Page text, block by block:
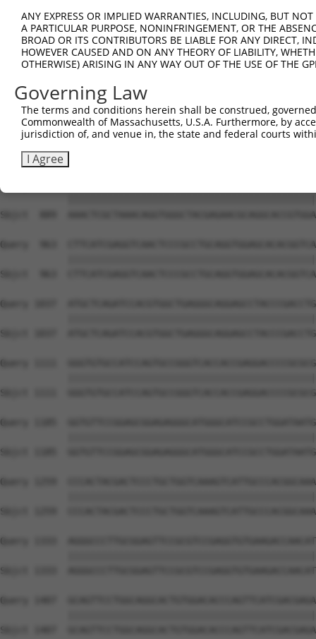
ANY EXPRESS OR IMPLIED WARRANTIES, INCLUDING, BUT
A PARTICULAR PURPOSE, NONINFRINGEMENT, OR THE
BROAD OR ITS CONTRIBUTORS BE LIABLE FOR ANY DIRECT,
HOWEVER CAUSED AND ON ANY THEORY OF LIABILITY,
OTHERWISE) ARISING IN ANY WAY OUT OF THE USE OF THE
Governing Law
The terms and conditions herein shall be construed,
Commonwealth of Massachusetts, U.S.A. Furthermore, by
jurisdiction of, and venue in, the state and federal courts
I Agree